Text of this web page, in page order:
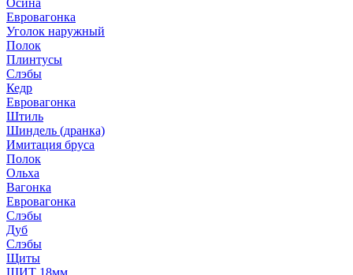
Осина
Евровагонка
Уголок наружный
Полок
Плинтусы
Слэбы
Кедр
Евровагонка
Штиль
Шиндель (дранка)
Имитация бруса
Полок
Ольха
Вагонка
Евровагонка
Слэбы
Дуб
Слэбы
Щиты
ЩИТ 18мм